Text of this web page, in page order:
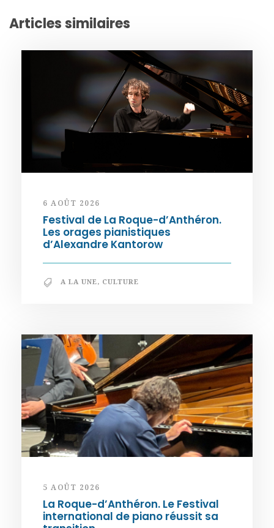
Articles similaires
6 AOÛT 2026
Festival de La Roque-d’Anthéron.
Les orages pianistiques
d’Alexandre Kantorow
A LA UNE, CULTURE
5 AOÛT 2026
La Roque-d’Anthéron. Le Festival
international de piano réussit sa